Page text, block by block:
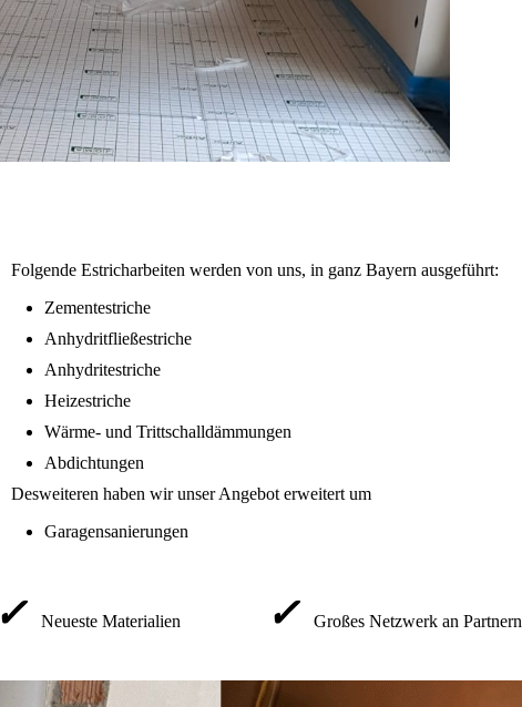
Folgende Estricharbeiten werden von uns, in ganz Bayern ausgeführt:
Zementestriche
Anhydritfließestriche
Anhydritestriche
Heizestriche
Wärme- und Trittschalldämmungen
Abdichtungen
Desweiteren haben wir unser Angebot erweitert um
Garagensanierungen
✓ Neueste Materialien ✓ Großes Netzwerk an Partnern